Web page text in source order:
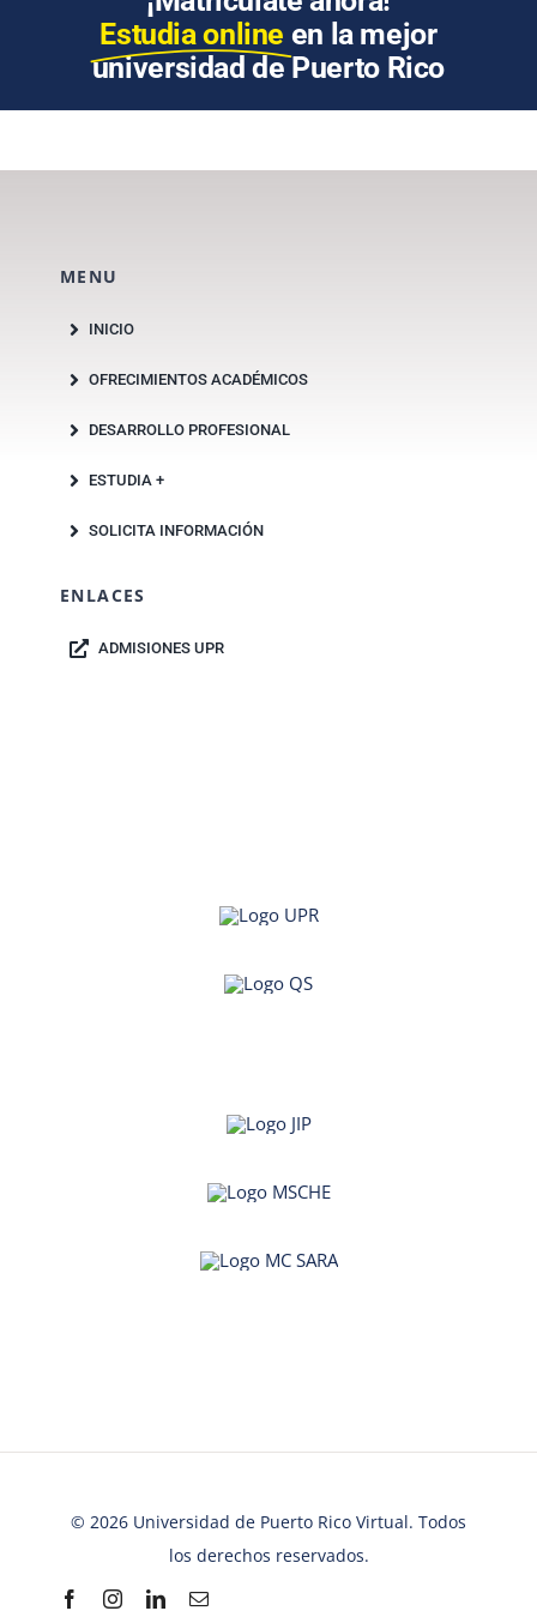
Estudia online en la mejor
universidad de Puerto Rico
MENU
INICIO
OFRECIMIENTOS ACADÉMICOS
DESARROLLO PROFESIONAL
ESTUDIA +
SOLICITA INFORMACIÓN
ENLACES
ADMISIONES UPR
© 2026 Universidad de Puerto Rico Virtual. Todos
los derechos reservados.